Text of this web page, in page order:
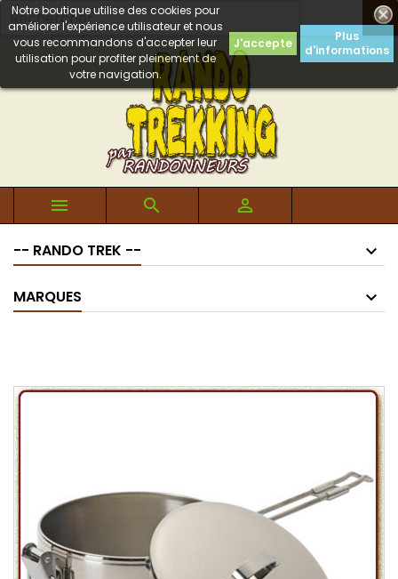

Notre boutique utilise des cookies pour
améliorer l'expérience utilisateur et nous
vous recommandons d'accepter leur
utilisation pour profiter pleinement de
votre navigation.
J'accepte
Plus
d'informations
  
-- RANDO TREK --
MARQUES